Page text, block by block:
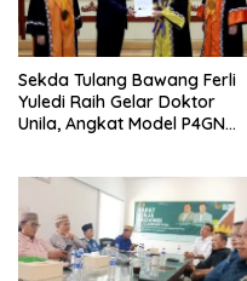
Sekda Tulang Bawang Ferli
Yuledi Raih Gelar Doktor
Unila, Angkat Model P4GN